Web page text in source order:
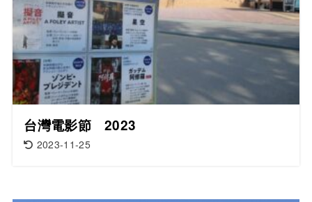
台灣電影節 2023
2023-11-25